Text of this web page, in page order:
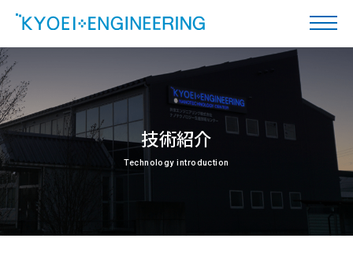
技術紹介
Technology introduction